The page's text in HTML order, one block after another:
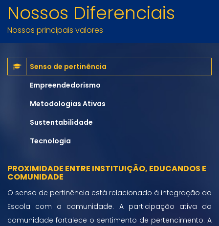
Nossos Diferenciais
Nossos principais valores
Senso de pertinência
Empreendedorismo
Metodologias Ativas
Sustentabilidade
Tecnologia
PROXIMIDADE ENTRE INSTITUIÇÃO, EDUCANDOS E
COMUNIDADE
O senso de pertinência está relacionado à integração da
Escola com a comunidade. A participação ativa da
comunidade fortalece o sentimento de pertencimento. A